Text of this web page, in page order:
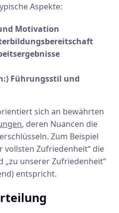
Aspekte:
Motivation
Führungsstil und
sich an bewährten
, deren Nuancen die
Zum Beispiel
vollsten Zufriedenheit“ die
„zu unserer Zufriedenheit“
entspricht.